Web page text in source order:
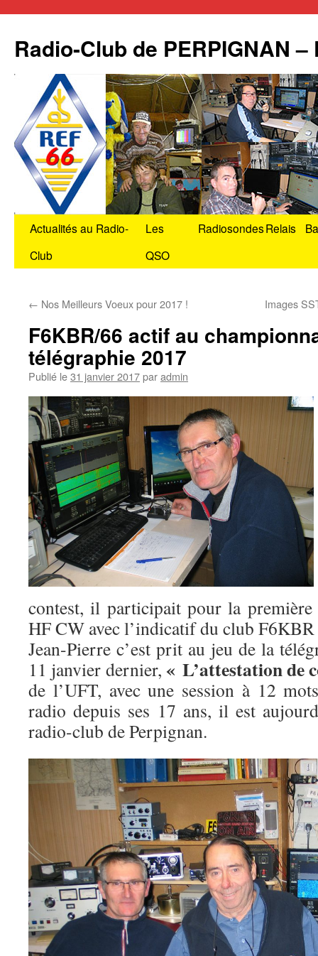
Radio-Club de PERPIGNAN –
Aller
Actualités au Radio-
Club
Les
QSO
RadiosondesRelais
← Nos Meilleurs Voeux pour 2017 ! Images
F6KBR/66 actif au
télégraphie 2017
Publié le31 janvier 2017paradmin
contest, il participait pour la
HF CW avec l’indicatif du club
Jean-Pierre c’est prit au jeu de la
11 janvier dernier, « L’attestation de
de l’UFT, avec une session à 12
radio depuis ses 17 ans, il est
radio-club de Perpignan.